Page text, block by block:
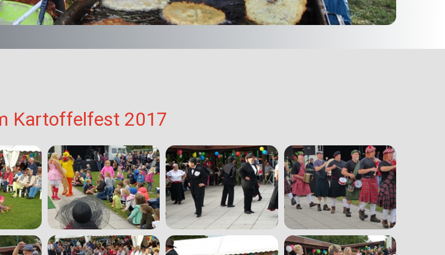
Kartoffelfest 2017